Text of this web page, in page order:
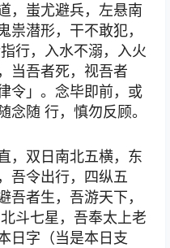
，蚩尤避兵，左悬南
祟潜形，干不敢犯，
行，入水不溺，入火
当吾者死，视吾者
令」。念毕即前，或
念随 行，慎勿反顾。
，双日南北五横，东
吾令出行，四纵五
吾者生，吾游天下，
斗七星，吾奉太上老
日字（当是本日支